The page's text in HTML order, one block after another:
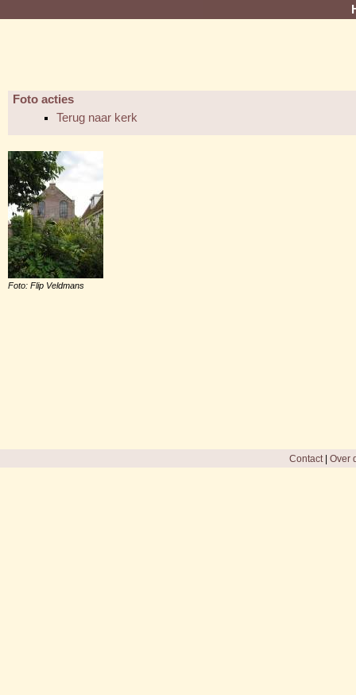
Foto acties
Terug naar kerk
Foto: Flip Veldmans
Contact| Over